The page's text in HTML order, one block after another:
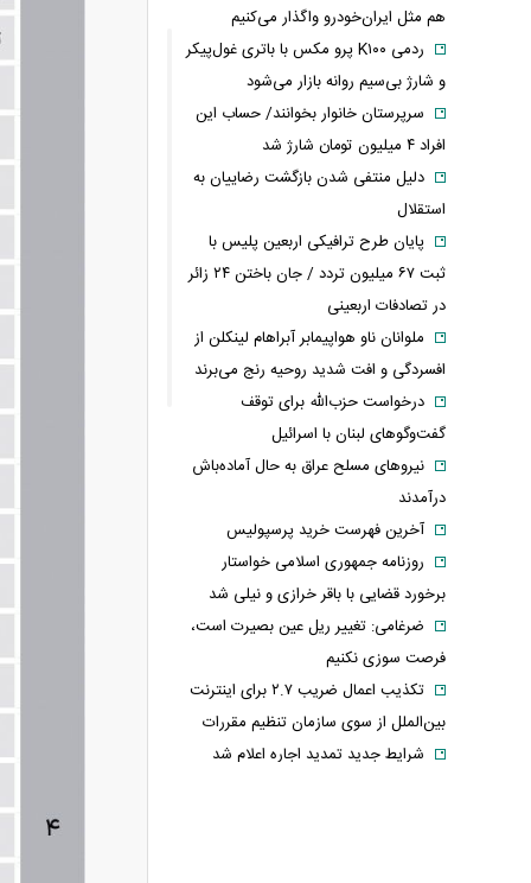
هم مثل ایران‌خودرو واگذار می‌کنیم
ردمی K۱۰۰ پرو مکس با باتری غول‌پیکر
و شارژ بی‌سیم روانه بازار می‌شود
سرپرستان خانوار بخوانند/ حساب این
افراد ۴ میلیون تومان شارژ شد
دلیل منتفی شدن بازگشت رضاییان به
استقلال
پایان طرح ترافیکی اربعین پلیس با
ثبت ۶۷ میلیون تردد / جان باختن ۲۴ زائر
در تصادفات اربعینی
ملوانان ناو هواپیمابر آبراهام لینکلن از
افسردگی و افت شدید روحیه رنج می‌برند
درخواست حزب‌الله برای توقف
گفت‌وگوهای لبنان با اسرائیل
نیروهای مسلح عراق به حال آماده‌باش
درآمدند
آخرین فهرست خرید پرسپولیس
روزنامه جمهوری اسلامی خواستار
برخورد قضایی با باقر خرازی و نیلی شد
ضرغامی: تغییر ریل عین بصیرت است،
فرصت سوزی نکنیم
تکذیب اعمال ضریب ۲.۷ برای اینترنت
بین‌الملل از سوی سازمان تنظیم مقررات
شرایط جدید تمدید اجاره اعلام شد